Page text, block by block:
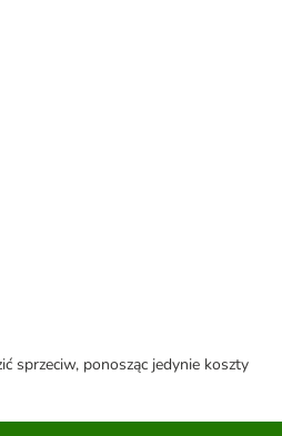
sprzeciw, ponosząc jedynie koszty